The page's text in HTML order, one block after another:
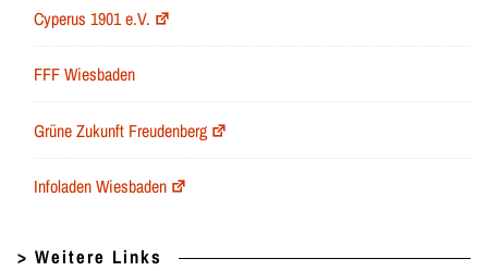
Cyperus 1901 e.V.
FFF Wiesbaden
Grüne Zukunft Freudenberg
Infoladen Wiesbaden
> Weitere Links